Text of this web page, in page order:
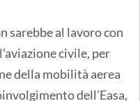
sarebbe al lavoro con
civile, per
della mobilità aerea
dell’Easa,